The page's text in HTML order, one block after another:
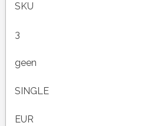
SKU
3
geen
SINGLE
EUR